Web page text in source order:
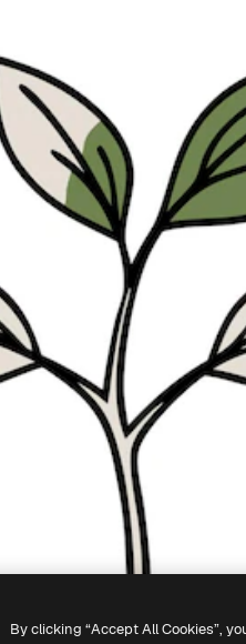
By clicking “Accept All Cookies”,